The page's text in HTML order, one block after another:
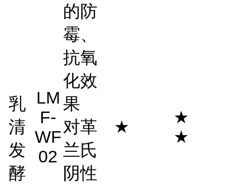
乳
清
发
酵
LM
F-
WF
02
的防
霉、
抗氧
化效
果
对革
兰氏
阴性
★
★
★